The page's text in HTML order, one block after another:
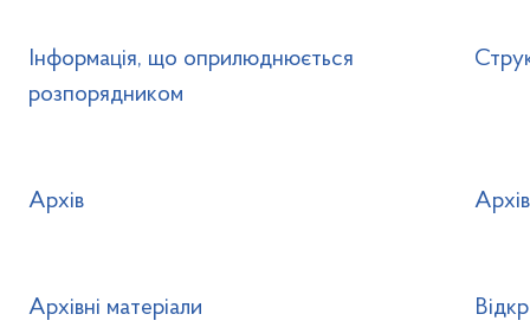
Інформація, що оприлюднюється
розпорядником
Архів
Архівні матеріали